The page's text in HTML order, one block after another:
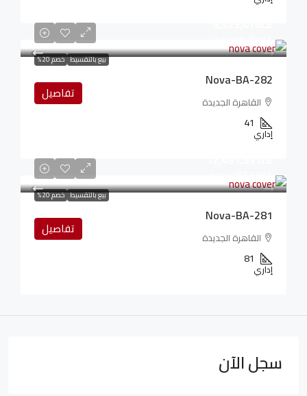
بيع بالتقسيط خصم 20%
Nova-BA-282
القاهرة الجديدة
41
إداري
تفاصيل
بيع بالتقسيط خصم 20%
Nova-BA-281
القاهرة الجديدة
81
إداري
تفاصيل
سجل الآن